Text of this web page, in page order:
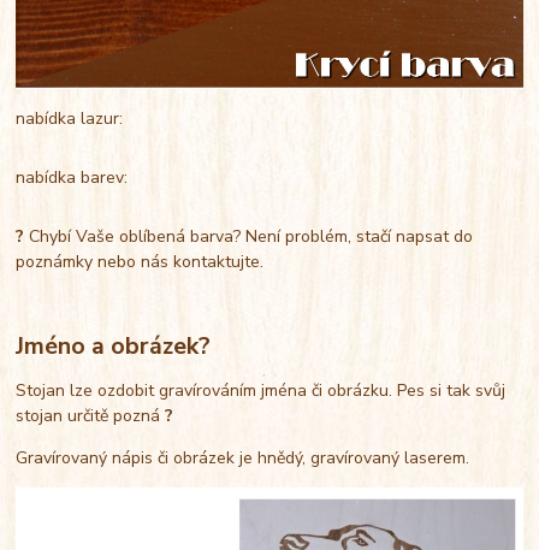
nabídka lazur:
nabídka barev:
?Chybí Vaše oblíbená barva? Není problém, stačí napsat do
poznámky nebo nás kontaktujte.
Jméno a obrázek?
Stojan lze ozdobit gravírováním jména či obrázku. Pes si tak svůj
stojan určitě pozná?
Gravírovaný nápis či obrázek je hnědý, gravírovaný laserem.